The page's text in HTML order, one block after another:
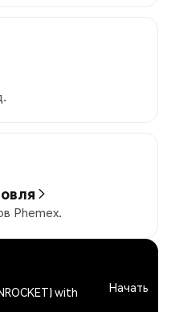
Phemex.
with
Начать